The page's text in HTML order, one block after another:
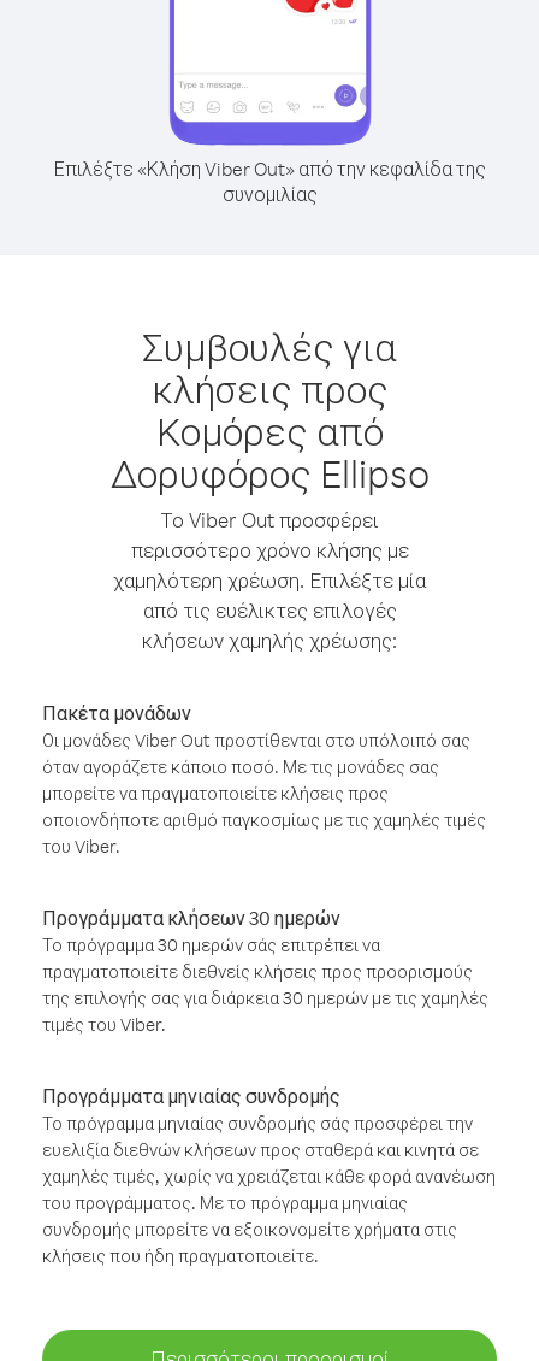
Επιλέξτε «Κλήση Viber Out» από την κεφαλίδα της
συνομιλίας
Συμβουλές για
κλήσεις προς
Κομόρες από
Δορυφόρος Ellipso
Το Viber Out προσφέρει
περισσότερο χρόνο κλήσης με
χαμηλότερη χρέωση. Επιλέξτε μία
από τις ευέλικτες επιλογές
κλήσεων χαμηλής χρέωσης:
Πακέτα μονάδων
Οι μονάδες Viber Out προστίθενται στο υπόλοιπό σας
όταν αγοράζετε κάποιο ποσό. Με τις μονάδες σας
μπορείτε να πραγματοποιείτε κλήσεις προς
οποιονδήποτε αριθμό παγκοσμίως με τις χαμηλές τιμές
του Viber.
Προγράμματα κλήσεων 30 ημερών
Το πρόγραμμα 30 ημερών σάς επιτρέπει να
πραγματοποιείτε διεθνείς κλήσεις προς προορισμούς
της επιλογής σας για διάρκεια 30 ημερών με τις χαμηλές
τιμές του Viber.
Προγράμματα μηνιαίας συνδρομής
Το πρόγραμμα μηνιαίας συνδρομής σάς προσφέρει την
ευελιξία διεθνών κλήσεων προς σταθερά και κινητά σε
χαμηλές τιμές, χωρίς να χρειάζεται κάθε φορά ανανέωση
του προγράμματος. Με το πρόγραμμα μηνιαίας
συνδρομής μπορείτε να εξοικονομείτε χρήματα στις
κλήσεις που ήδη πραγματοποιείτε.